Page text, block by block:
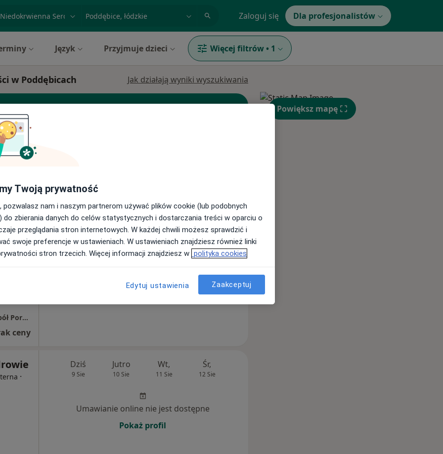
miasto lub dzielnica Zaloguj się Dla profesjonalistów
Język Przyjmuje dzieci Więcej filtrów • 1
w Poddębicach Jak działają wyniki wyszukiwania
Dermatolog
Niepubliczny Zakład Opieki Zdrowotnej Zespół Poradni "ZDROWIE"
ceny
Dziś
9 Sie
Jutro Wt, Śr,
12 Sie
Czw,
Brak kalendarza w Twojej lokalizacji.
·
Dziś
9 Sie
Jutro
10 Sie
Wt,
11 Sie
Śr,
12 Sie
Umawianie online nie jest dostępne
Pokaż profil
Powiększ mapę
Twoją prywatność
pozwalasz nam i naszym partnerom używać plików cookie (lub podobnych
do zbierania danych do celów statystycznych i dostarczania treści w oparciu o
przeglądania stron internetowych. W każdej chwili możesz sprawdzić i
swoje preferencje w ustawieniach. W ustawieniach znajdziesz również linki
stron trzecich. Więcej informacji znajdziesz w polityka cookies
Edytuj ustawienia Zaakceptuj